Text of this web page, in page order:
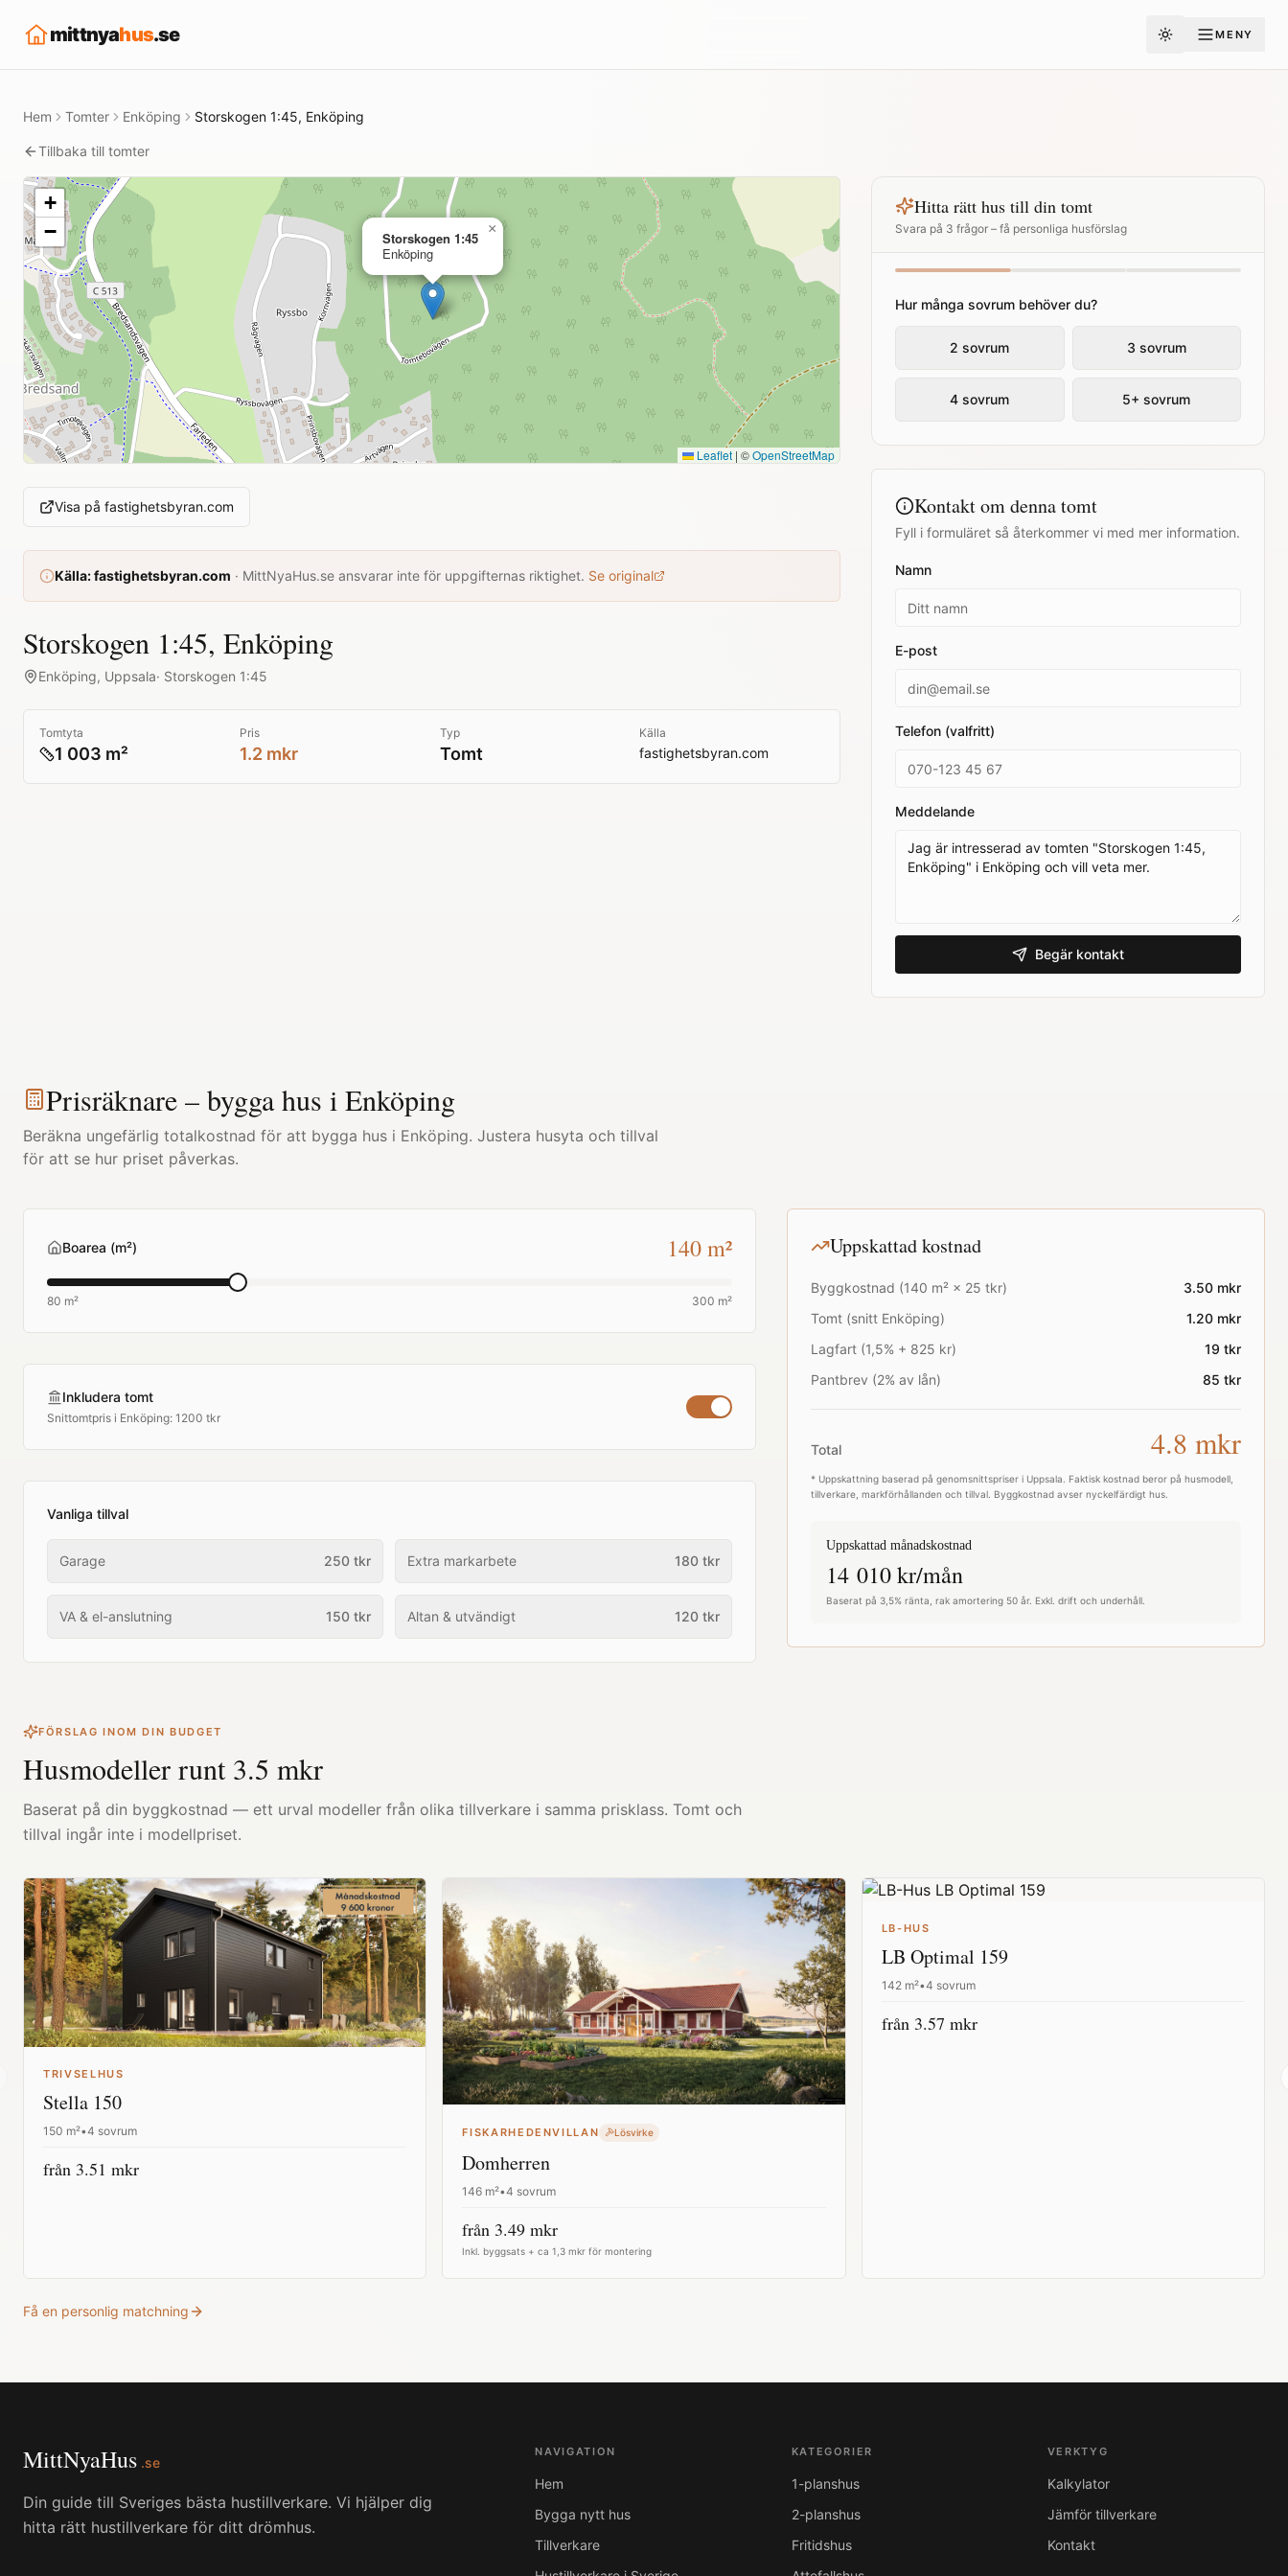
mittnyahus.se Toggle theme
MENY
Hem Tomter Enköping Storskogen 1:45, Enköping
Tillbaka till tomter
Storskogen 1:45
Enköping
×
+
−
Leaflet | ©OpenStreetMap
Visa på fastighetsbyran.com
Källa:fastighetsbyran.com · MittNyaHus.se ansvarar inte för uppgifternas riktighet. Se original
Storskogen 1:45, Enköping
Enköping, Uppsala· Storskogen 1:45
Tomtyta
1 003 m²
Pris
1.2 mkr
Typ
Tomt
Källa
fastighetsbyran.com
Hitta rätt hus till din tomt
Svara på 3 frågor – få personliga husförslag
Hur många sovrum behöver du?
2 sovrum 3 sovrum
4 sovrum 5+ sovrum
Kontakt om denna tomt
Fyll i formuläret så återkommer vi med mer information.
Namn
E-post
Telefon (valfritt)
Meddelande
Begär kontakt
Prisräknare – bygga hus i Enköping
Beräkna ungefärlig totalkostnad för att bygga hus i Enköping. Justera husyta och tillval
för att se hur priset påverkas.
Boarea (m²) 140m²
80 m² 300 m²
Inkludera tomt
Snittomtpris i Enköping: 1200 tkr
Vanliga tillval
Garage 250 tkr Extra markarbete 180tkr
VA & el-anslutning 150 tkr Altan & utvändigt 120tkr
Uppskattad kostnad
Byggkostnad (140 m² × 25 tkr) 3.50mkr
Tomt (snitt Enköping) 1.20mkr
Lagfart (1,5% + 825 kr)
19 tkr
Pantbrev (2% av lån)
85 tkr
Total 4.8 mkr
* Uppskattning baserad på genomsnittspriser i Uppsala . Faktisk kostnad beror på husmodell,
tillverkare, markförhållanden och tillval. Byggkostnad avser nyckelfärdigt hus.
Uppskattad månadskostnad
14 010kr/mån
Baserat på 3,5% ränta, rak amortering 50 år. Exkl. drift och underhåll.
FÖRSLAG INOM DIN BUDGET
Husmodeller runt 3.5 mkr
Baserat på din byggkostnad — ett urval modeller från olika tillverkare i samma prisklass. Tomt och
tillval ingår inte i modellpriset.
TRIVSELHUS
Stella 150
150 m²•4 sovrum
från 3.51 mkr
FISKARHEDENVILLAN Lösvirke
Domherren
146 m²•4 sovrum
från 3.49 mkr
Inkl. byggsats + ca 1,3 mkr för montering
LB-HUS
LB Optimal 159
142m²•4 sovrum
från 3.57 mkr
Få en personlig matchning
MittNyaHus .se
Din guide till Sveriges bästa hustillverkare. Vi hjälper dig
hitta rätt hustillverkare för ditt drömhus.
NAVIGATION
Hem
Bygga nytt hus
Tillverkare
KATEGORIER
1-planshus
2-planshus
Fritidshus
VERKTYG
Kalkylator
Jämför tillverkare
Kontakt